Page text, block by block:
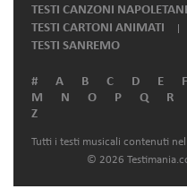
TESTI CANZONI
TESTI CARTONI ANIMATI
TESTI SANREMO
# A B C D E F
M
N O P Q R
Z
Tutti i testi musicali contenuti
© 2026